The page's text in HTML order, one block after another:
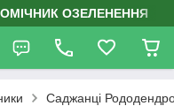
ОЗЕЛЕНЕННЯ
Саджанці